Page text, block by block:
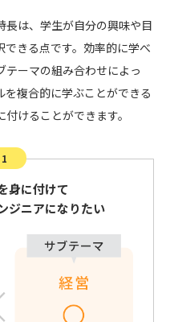
長は、学生が自分の興味や目
きる点です。効率的に学べ
ーマの組み合わせによっ
複合的に学ぶことができる
けることができます。
身に付けて
ジニアになりたい